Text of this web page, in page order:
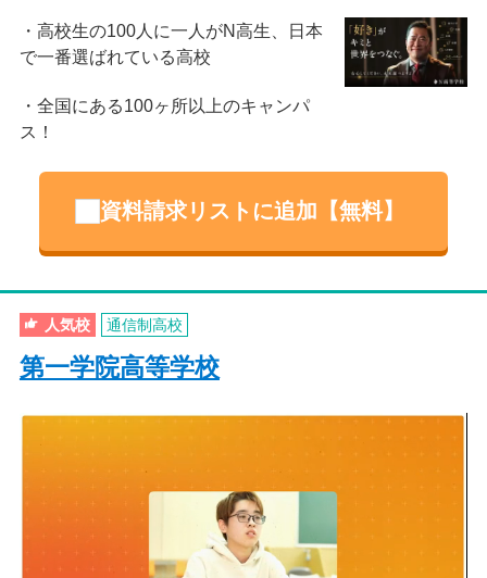
高校生の100人に一人がN高生、日本
で一番選ばれている高校
全国にある100ヶ所以上のキャンパ
ス！
資料請求リストに追加【無料】
人気校 通信制高校
第一学院高等学校